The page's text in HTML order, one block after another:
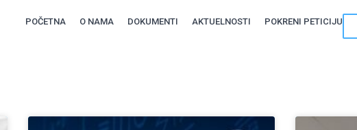
POČETNA O NAMA DOKUMENTI AKTUELNOSTI POKRENI PETICIJU